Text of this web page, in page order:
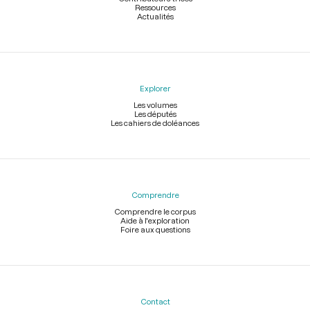
Ressources
Actualités
Explorer
Les volumes
Les députés
Les cahiers de doléances
Comprendre
Comprendre le corpus
Aide à l'exploration
Foire aux questions
Contact